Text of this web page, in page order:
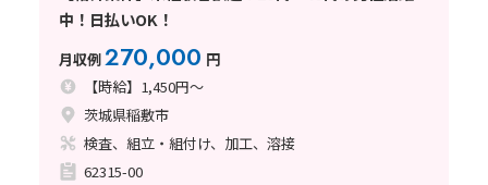
中！日払いOK！
月収例270,000 円
【時給】1,450円～
茨城県稲敷市
検査、組立・組付け、加工、溶接
62315-00